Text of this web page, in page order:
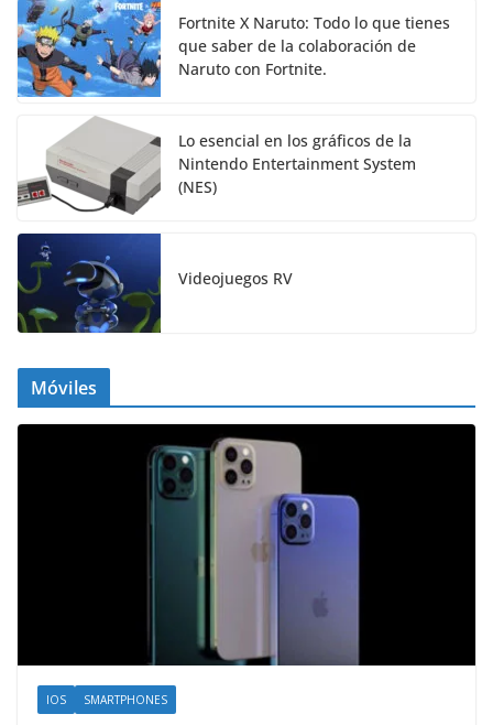
Fortnite X Naruto: Todo lo que tienes
que saber de la colaboración de
Naruto con Fortnite.
Lo esencial en los gráficos de la
Nintendo Entertainment System
(NES)
Videojuegos RV
Móviles
IOS SMARTPHONES